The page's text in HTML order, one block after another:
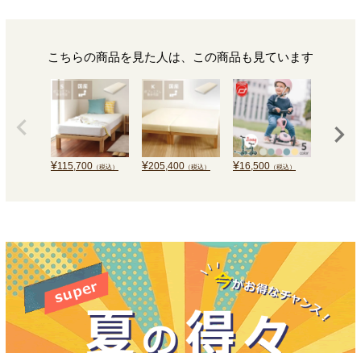
こちらの商品を見た人は、この商品も見ています
¥115,700 （税込） ¥205,400 （税込） ¥16,500 （税込）